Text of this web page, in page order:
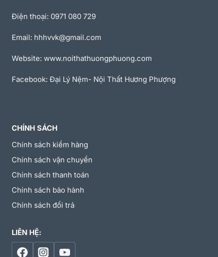
Điện thoại: 0971 080 729
Email: hhhvvk@gmail.com
Website: www.noithathuongphuong.com
Facebook: Đại Lý Nệm- Nội Thất Hương Phượng
CHÍNH SÁCH
Chính sách kiểm hàng
Chính sách vận chuyển
Chính sách thanh toán
Chính sách bảo hành
Chính sách đổi trả
LIÊN HỆ: